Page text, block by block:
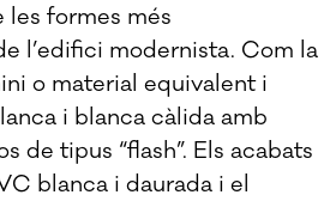
les formes més
l’edifici modernista. Com la
o material equivalent i
i blanca càlida amb
de tipus “flash”. Els acabats
blanca i daurada i el